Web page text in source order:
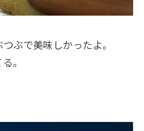
ぶで美味しかったよ。
。